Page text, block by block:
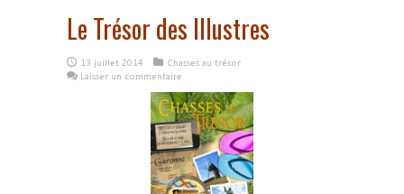
Le Trésor des Illustres
13 juillet 2014
Chasses au trésor
Laisser un commentaire